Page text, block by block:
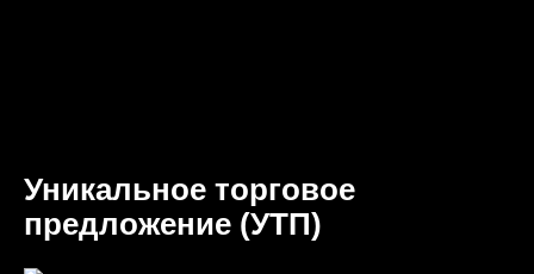
Уникальное торговое
предложение (УТП)